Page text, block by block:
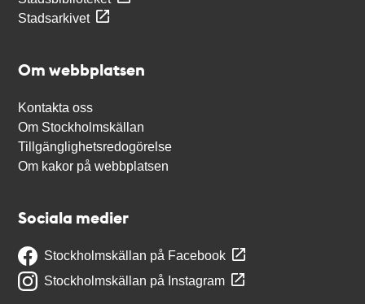
Stadsarkivet
Om webbplatsen
Kontakta oss
Om Stockholmskällan
Tillgänglighetsredogörelse
Om kakor på webbplatsen
Sociala medier
Stockholmskällan på Facebook
Stockholmskällan på Instagram